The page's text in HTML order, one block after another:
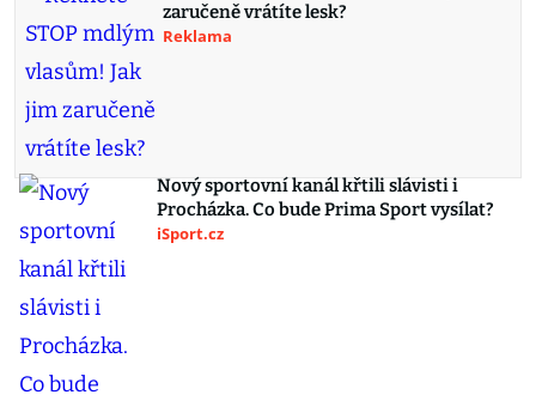
zaručeně vrátíte lesk?
Reklama
Nový sportovní kanál křtili slávisti i
Procházka. Co bude Prima Sport vysílat?
iSport.cz